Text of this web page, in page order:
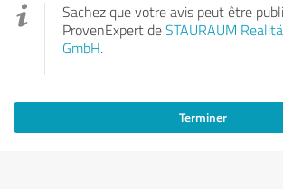
Sachez que votre avis peut être
ProvenExpert deSTAURAUM
GmbH.
Terminer